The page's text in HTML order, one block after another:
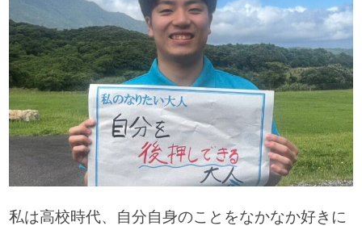
私は高校時代、自分自身のことをなかなか好きに